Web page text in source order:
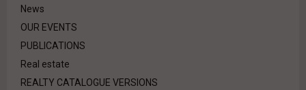
News
OUR EVENTS
PUBLICATIONS
Real estate
REALTY CATALOGUE VERSIONS